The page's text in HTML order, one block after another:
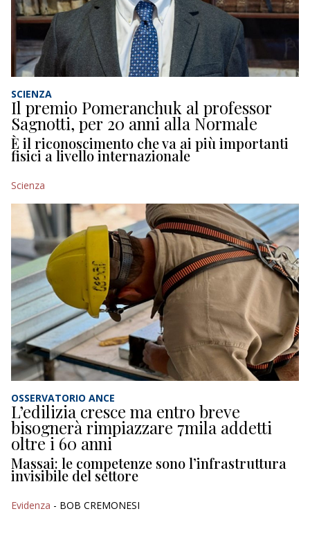
SCIENZA
Il premio Pomeranchuk al professor
Sagnotti, per 20 anni alla Normale
È il riconoscimento che va ai più importanti
fisici a livello internazionale
Scienza
OSSERVATORIO ANCE
L’edilizia cresce ma entro breve
bisognerà rimpiazzare 7mila addetti
oltre i 60 anni
Massai: le competenze sono l’infrastruttura
invisibile del settore
Evidenza - BOB CREMONESI